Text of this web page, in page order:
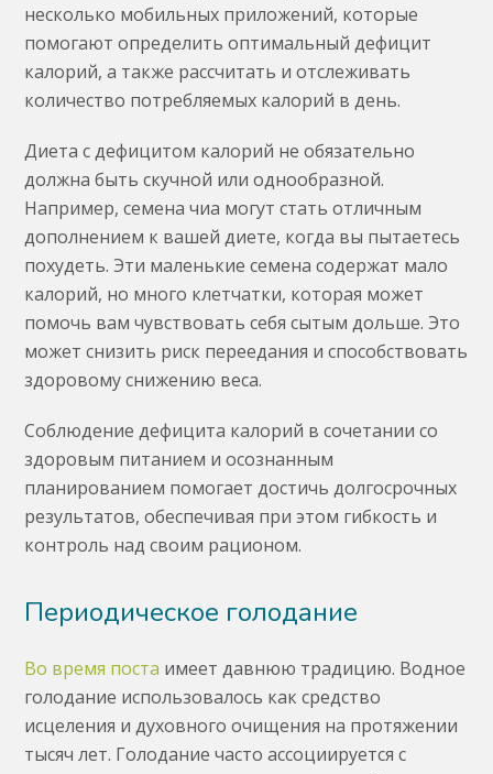
несколько мобильных приложений, которые
помогают определить оптимальный дефицит
калорий, а также рассчитать и отслеживать
количество потребляемых калорий в день.
Диета с дефицитом калорий не обязательно
должна быть скучной или однообразной.
Например, семена чиа могут стать отличным
дополнением к вашей диете, когда вы пытаетесь
похудеть. Эти маленькие семена содержат мало
калорий, но много клетчатки, которая может
помочь вам чувствовать себя сытым дольше. Это
может снизить риск переедания и способствовать
здоровому снижению веса.
Соблюдение дефицита калорий в сочетании со
здоровым питанием и осознанным
планированием помогает достичь долгосрочных
результатов, обеспечивая при этом гибкость и
контроль над своим рационом.
Периодическое голодание
Во время поста имеет давнюю традицию. Водное
голодание использовалось как средство
исцеления и духовного очищения на протяжении
тысяч лет. Голодание часто ассоциируется с